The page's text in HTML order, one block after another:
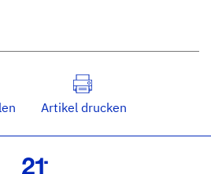
Artikel drucken